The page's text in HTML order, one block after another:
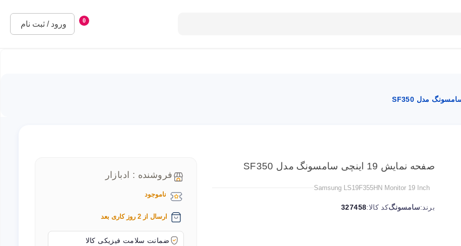
0
ورود / ثبت نام
صفحه نمایش 19 اینچی سامسونگ مدل SF350
Samsung LS19F355HN Monitor 19 Inch
برند:سامسونگکد کالا:327458
فروشنده : ادبازار
ناموجود
ارسال از 2 روز کاری بعد
ضمانت سلامت فیزیکی کالا